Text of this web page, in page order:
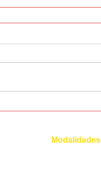
Modalidades